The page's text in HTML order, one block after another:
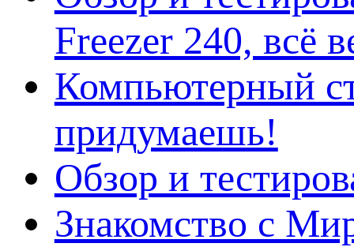
Freezer 240, всё
Компьютерный
придумаешь!
Обзор и
Знакомство с